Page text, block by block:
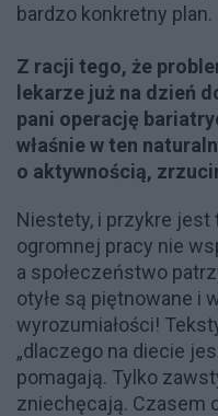
bardzo konkretny plan.
Z racji tego, że
lekarze już na dzień
pani operację
właśnie w ten
o aktywnością,
Niestety, i przykre
ogromnej pracy nie
a społeczeństwo
otyłe są piętnowane i
wyrozumiałości!
„dlaczego na diecie
pomagają. Tylko
zniechęcają. Czasem